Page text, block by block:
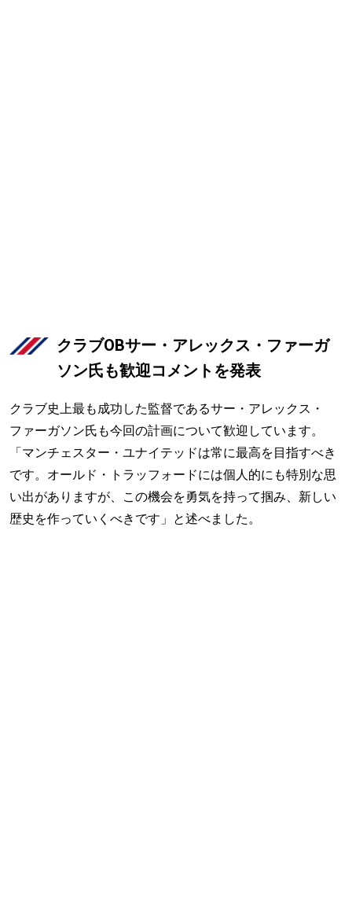
クラブOBサー・アレックス・ファーガ
ソン氏も歓迎コメントを発表
クラブ史上最も成功した監督であるサー・アレックス・
ファーガソン氏も今回の計画について歓迎しています。
「マンチェスター・ユナイテッドは常に最高を目指すべき
です。オールド・トラッフォードには個人的にも特別な思
い出がありますが、この機会を勇気を持って掴み、新しい
歴史を作っていくべきです」と述べました。